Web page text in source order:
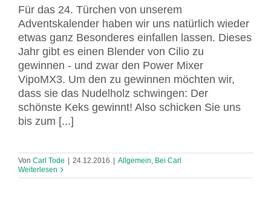
Für das 24. Türchen von unserem
Adventskalender haben wir uns natürlich wieder
etwas ganz Besonderes einfallen lassen. Dieses
Jahr gibt es einen Blender von Cilio zu
gewinnen - und zwar den Power Mixer
VipoMX3. Um den zu gewinnen möchten wir,
dass sie das Nudelholz schwingen: Der
schönste Keks gewinnt! Also schicken Sie uns
bis zum [...]
Von Carl Tode 24.12.2016 Allgemein, Bei Carl
Weiterlesen